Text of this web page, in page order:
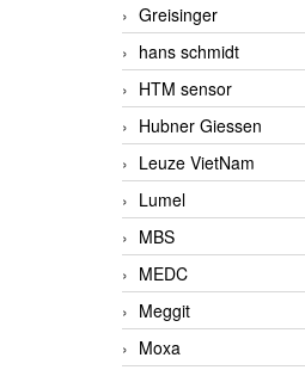
Greisinger
hans schmidt
HTM sensor
Hubner Giessen
Leuze VietNam
Lumel
MBS
MEDC
Meggit
Moxa